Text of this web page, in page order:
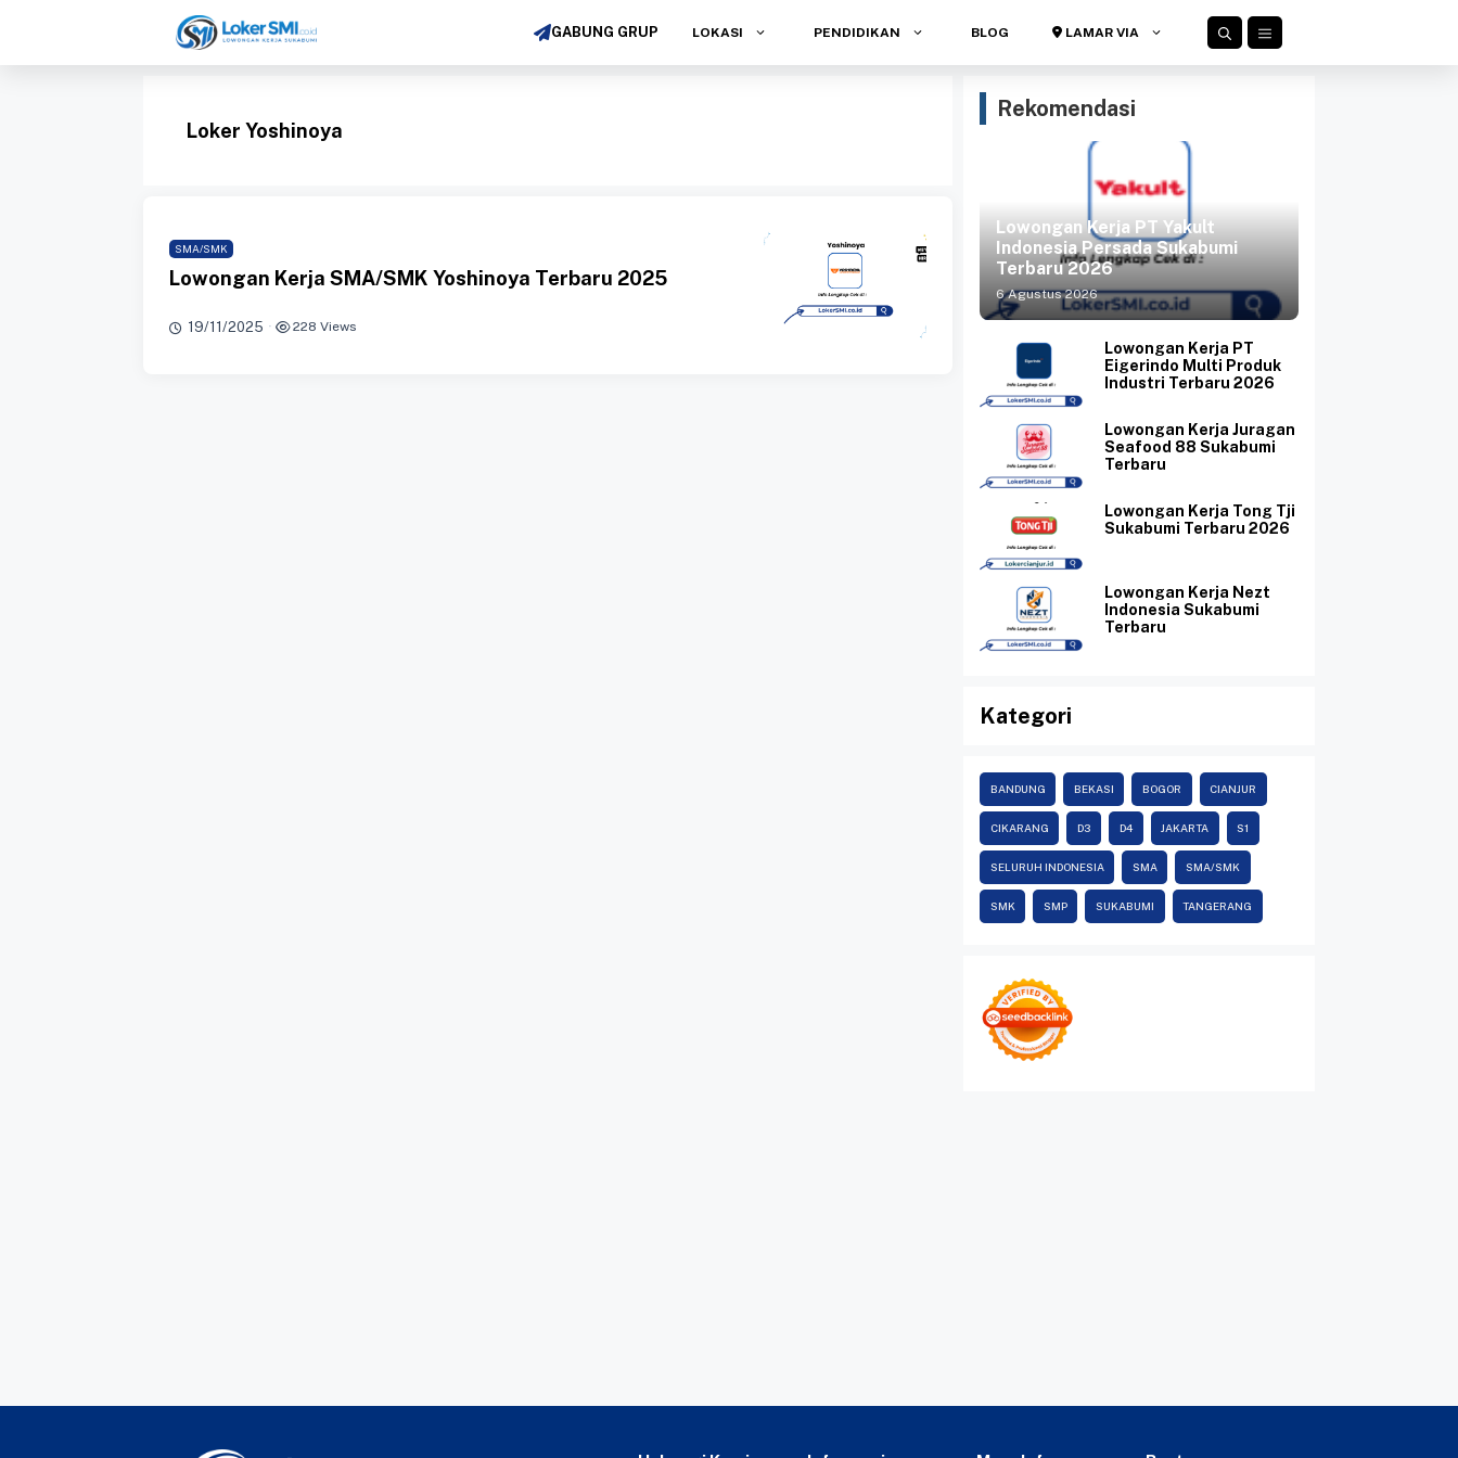
isi
GABUNG GRUP LOKASI PENDIDIKAN BLOG LAMAR VIA
Loker Yoshinoya
SMA/SMK
Lowongan Kerja SMA/SMK Yoshinoya Terbaru 2025
19/11/2025 · 228 Views
Rekomendasi
Lowongan Kerja PT Yakult
Indonesia Persada Sukabumi
Terbaru 2026
6 Agustus 2026
Lowongan Kerja PT
Eigerindo Multi Produk
Industri Terbaru 2026
Lowongan Kerja Juragan
Seafood 88 Sukabumi
Terbaru
Lowongan Kerja Tong Tji
Sukabumi Terbaru 2026
Lowongan Kerja Nezt
Indonesia Sukabumi
Terbaru
Kategori
BANDUNG BEKASI BOGOR CIANJUR
CIKARANG D3 D4 JAKARTA S1
SELURUH INDONESIA SMA SMA/SMK
SMK SMP SUKABUMI TANGERANG